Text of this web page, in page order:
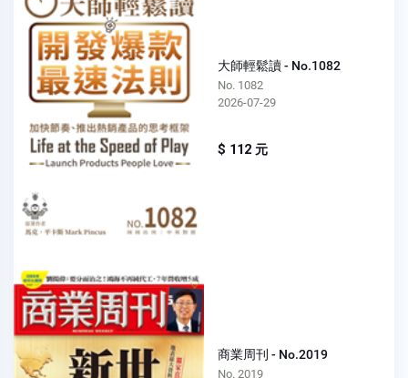
大師輕鬆讀 - No.1082
No. 1082
2026-07-29
$ 112 元
商業周刊 - No.2019
No. 2019